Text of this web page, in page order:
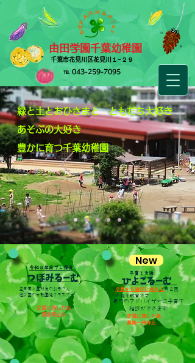
由田学園千葉幼稚園
​千葉市花見川区花見川１−２９
​℡ 043-259-7095
​緑と土とおひさまと
ともだち大好き
あそぶの大好き
豊かに育つ千葉幼稚園
New
​子育て支援
ひよこるーむ
０歳から遊びに来れる月２回
の親子教室です
専門のアドバイザーに 子育て
相談ができます
定員に達した為
​募集一時停止
​令和８年度プレ保育
​つぼみるーむ
翌年度入園対象のお子さん
​週２回の未就園児クラスです
定員に達した為
募集​停止中